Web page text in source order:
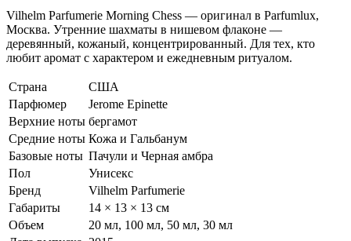
Vilhelm Parfumerie Morning Chess — оригинал в Parfumlux,
Москва. Утренние шахматы в нишевом флаконе —
деревянный, кожаный, концентрированный. Для тех, кто
любит аромат с характером и ежедневным ритуалом.
Страна
США
Парфюмер
Jerome Epinette
Верхние ноты бергамот
Средние ноты Кожа и Гальбанум
Базовые ноты Пачули и Черная амбра
Пол
Унисекс
Бренд
Vilhelm Parfumerie
Габариты
14 × 13 × 13 см
Объем
20 мл, 100 мл, 50 мл, 30 мл